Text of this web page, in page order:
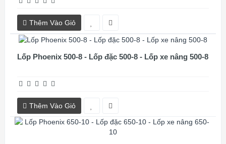
Thêm Vào Giỏ
Lốp Phoenix 500-8 - Lốp đặc 500-8 - Lốp xe nâng 500-8
Thêm Vào Giỏ